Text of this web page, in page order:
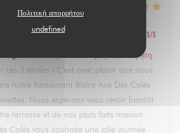
Πολιτική απορρήτου
undefined
5/5 Μενού 5/5
απάντησε σε αυτή την αξιολόγηση
ces 5 étoiles ! C'est avec plaisir que nous
notre Restaurant Bistro Aux Dés Calés
Nous espérons vous revoir bientôt
terrasse et de nos plats faits maison.
Calés vous souhaite une jolie journée